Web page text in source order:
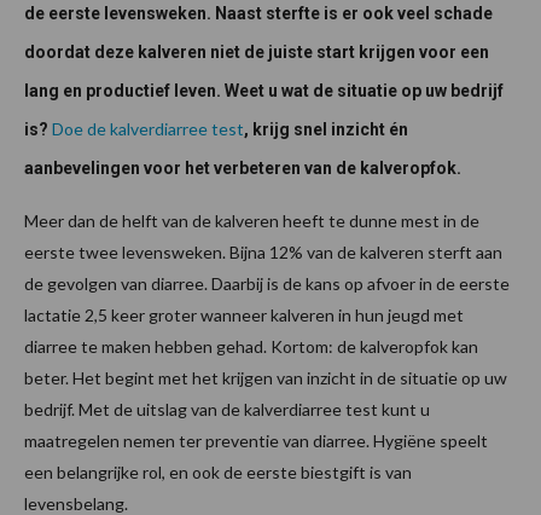
de eerste levensweken. Naast sterfte is er ook veel schade
doordat deze kalveren niet de juiste start krijgen voor een
lang en productief leven. Weet u wat de situatie op uw bedrijf
is? Doe de kalverdiarree test, krijg snel inzicht én
aanbevelingen voor het verbeteren van de kalveropfok.
Meer dan de helft van de kalveren heeft te dunne mest in de
eerste twee levensweken. Bijna 12% van de kalveren sterft aan
de gevolgen van diarree. Daarbij is de kans op afvoer in de eerste
lactatie 2,5 keer groter wanneer kalveren in hun jeugd met
diarree te maken hebben gehad. Kortom: de kalveropfok kan
beter. Het begint met het krijgen van inzicht in de situatie op uw
bedrijf. Met de uitslag van de kalverdiarree test kunt u
maatregelen nemen ter preventie van diarree. Hygiëne speelt
een belangrijke rol, en ook de eerste biestgift is van
levensbelang.